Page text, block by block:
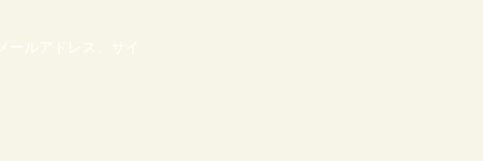
ールアドレス、サイ